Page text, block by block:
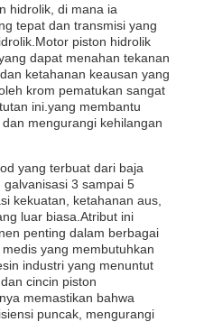
hidrolik, di mana ia
tepat dan transmisi yang
piston hidrolik
dapat menahan tekanan
ketahanan keausan yang
krom pematukan sangat
ini.yang membantu
mengurangi kehilangan
yang terbuat dari baja
3 sampai 5
kekuatan, ketahanan aus,
luar biasa.Atribut ini
penting dalam berbagai
yang membutuhkan
industri yang menuntut
cincin piston
memastikan bahwa
puncak, mengurangi